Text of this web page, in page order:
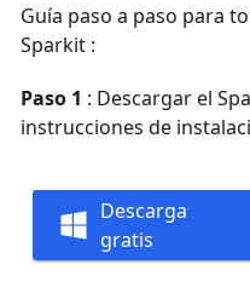
Guía paso a paso para
Sparkit :
Paso 1 : Descargar el
instrucciones de
Descarga
gratis